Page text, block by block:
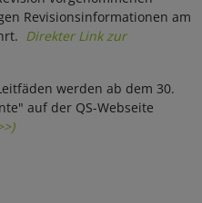
Revisionsinformationen am
Direkter Link zur
werden ab dem 30.
auf der QS-Webseite